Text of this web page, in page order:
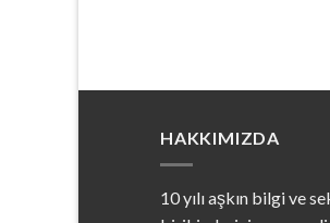
HAKKIMIZDA
10 yılı aşkın bilgi ve